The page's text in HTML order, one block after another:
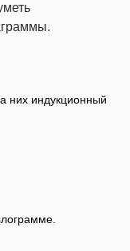
них индукционный